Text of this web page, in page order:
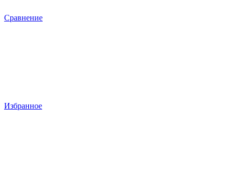
Сравнение
Избранное